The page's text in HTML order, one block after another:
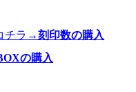
チラ→刻印数の購入
の購入